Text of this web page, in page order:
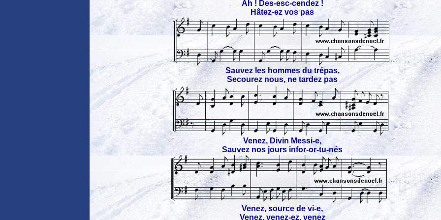
Ah ! Des-esc-cendez !
Hâtez-ez vos pas
Sauvez les hommes du trépas,
Secourez nous, ne tardez pas
Venez, Divin Messi-e,
Sauvez nos jours infor-or-tu-nés
Venez, source de vi-e,
Venez, venez-ez, venez